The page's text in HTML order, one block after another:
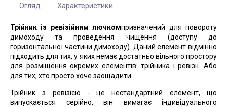
Огляд Характеристики
Трійник із ревізійним лючкомпризначений для повороту
димоходу та проведення чищення (доступу до
горизонтальної частини димоходу). Даний елемент відмінно
підходить для тих, у яких немає достатньо вільного простору
для розміщення окремих елементів: трійника і ревізії. Або
для тих, хто просто хоче заощадити.
Трійник з ревізією - це нестандартний елемент, що
випускається серійно, він вимагає індивідуального